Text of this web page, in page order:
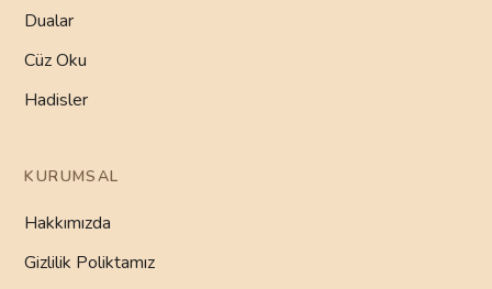
Dualar
Cüz Oku
Hadisler
KURUMSAL
Hakkımızda
Gizlilik Poliktamız